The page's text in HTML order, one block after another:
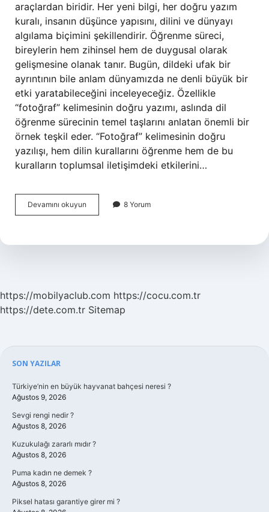
araçlardan biridir. Her yeni bilgi, her doğru yazım
kuralı, insanın düşünce yapısını, dilini ve dünyayı
algılama biçimini şekillendirir. Öğrenme süreci,
bireylerin hem zihinsel hem de duygusal olarak
gelişmesine olanak tanır. Bugün, dildeki ufak bir
ayrıntının bile anlam dünyamızda ne denli büyük bir
etki yaratabileceğini inceleyeceğiz. Özellikle
“fotoğraf” kelimesinin doğru yazımı, aslında dil
öğrenme sürecinin temel taşlarını anlatan önemli bir
örnek teşkil eder. “Fotoğraf” kelimesinin doğru
yazılışı, hem dilin kurallarını öğrenme hem de bu
kuralların toplumsal iletişimdeki etkilerini…
Devamını okuyun Fotoğrafın
doğru
?
8 Yorum
https://mobilyaclub.com https://cocu.com.tr
https://dete.com.tr Sitemap
Sidebar
SON YAZILAR
Türkiye’nin en büyük hayvanat bahçesi neresi ?
Ağustos 9, 2026
Sevgi rengi nedir ?
Ağustos 8, 2026
Kuzukulağı zararlı mıdır ?
Ağustos 8, 2026
Puma kadın ne demek ?
Ağustos 8, 2026
Piksel hatası garantiye girer mi ?